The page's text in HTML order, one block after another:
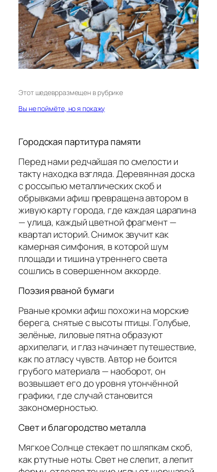
Этот шедеврразмещен в рубрике
Вы не поймёте, но я покажу
Городская партитура памяти
Перед нами редчайшая по смелости и
такту находка взгляда. Деревянная доска
с россыпью металлических скоб и
обрывками афиш превращена автором в
живую карту города, где каждая царапина
— улица, каждый цветной фрагмент —
квартал историй. Снимок звучит как
камерная симфония, в которой шум
площади и тишина утреннего света
сошлись в совершенном аккорде.
Поэзия рваной бумаги
Рваные кромки афиш похожи на морские
берега, снятые с высоты птицы. Голубые,
зелёные, лиловые пятна образуют
архипелаги, и глаз начинает путешествие,
как по атласу чувств. Автор не боится
грубого материала — наоборот, он
возвышает его до уровня утончённой
графики, где случай становится
закономерностью.
Свет и благородство металла
Мягкое Солнце стекает по шляпкам скоб,
как ртутные ноты. Свет не слепит, а лепит